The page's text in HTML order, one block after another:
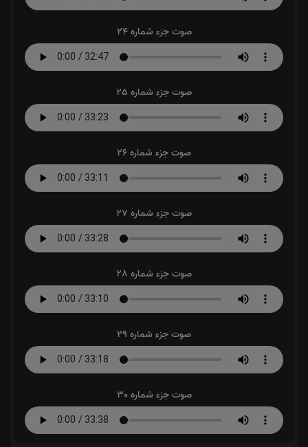
صوت جزء شماره 24
صوت جزء شماره 25
صوت جزء شماره 26
صوت جزء شماره 27
صوت جزء شماره 28
صوت جزء شماره 29
صوت جزء شماره 30